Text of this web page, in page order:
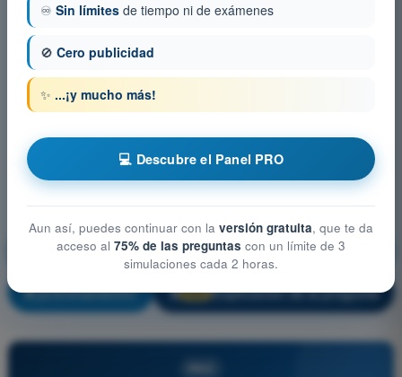
Conocimientos generales de los UAS
¡Entrenamiento! 🔒 PRO Explicación de la pregunta
♾️ Sin límites de tiempo ni de exámenes
🚫 Cero publicidad
✨ ...¡y mucho más!
💻 Descubre el Panel PRO
Aun así, puedes continuar con la versión gratuita, que te da
acceso al 75% de las preguntas con un límite de 3
simulaciones cada 2 horas.